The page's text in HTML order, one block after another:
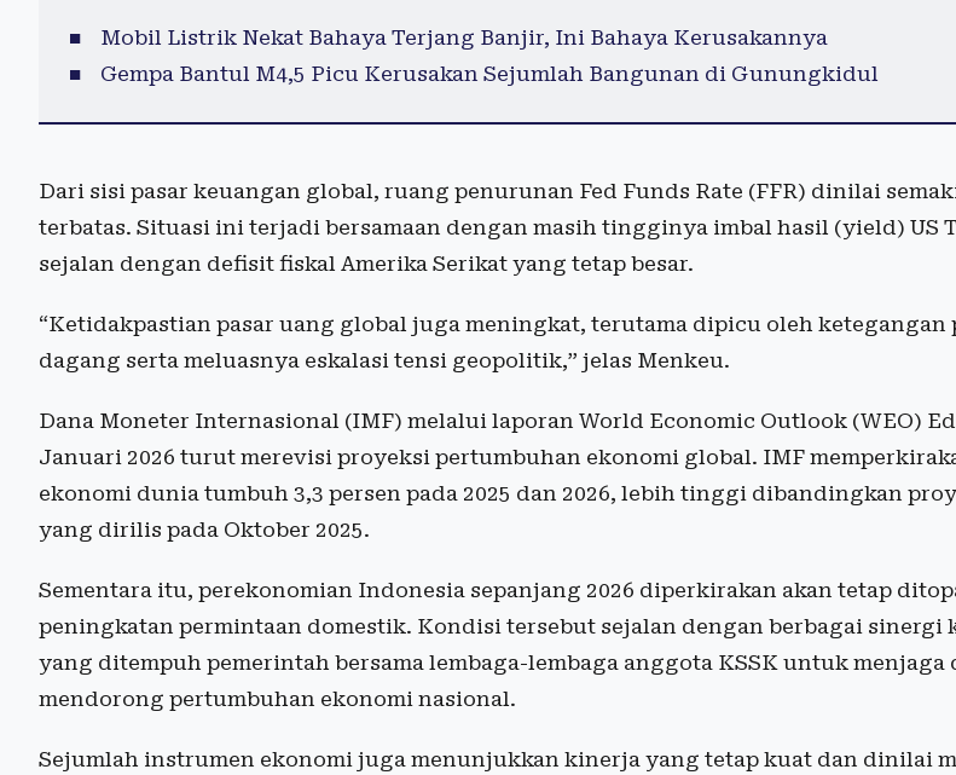
Mobil Listrik Nekat Bahaya Terjang Banjir, Ini Bahaya Kerusakannya
Gempa Bantul M4,5 Picu Kerusakan Sejumlah Bangunan di Gunungkidul
Dari sisi pasar keuangan global, ruang penurunan Fed Funds Rate (FFR) dinilai
terbatas. Situasi ini terjadi bersamaan dengan masih tingginya imbal hasil (yield) US
sejalan dengan defisit fiskal Amerika Serikat yang tetap besar.
“Ketidakpastian pasar uang global juga meningkat, terutama dipicu oleh ketegangan
dagang serta meluasnya eskalasi tensi geopolitik,” jelas Menkeu.
Dana Moneter Internasional (IMF) melalui laporan World Economic Outlook (WEO)
Januari 2026 turut merevisi proyeksi pertumbuhan ekonomi global. IMF
ekonomi dunia tumbuh 3,3 persen pada 2025 dan 2026, lebih tinggi dibandingkan
yang dirilis pada Oktober 2025.
Sementara itu, perekonomian Indonesia sepanjang 2026 diperkirakan akan tetap
peningkatan permintaan domestik. Kondisi tersebut sejalan dengan berbagai sinergi
yang ditempuh pemerintah bersama lembaga-lembaga anggota KSSK untuk menjaga
mendorong pertumbuhan ekonomi nasional.
Sejumlah instrumen ekonomi juga menunjukkan kinerja yang tetap kuat dan dinilai